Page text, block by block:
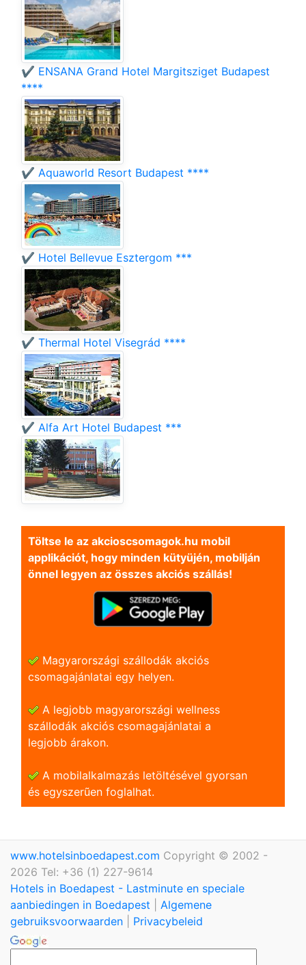
✔️ ENSANA Grand Hotel Margitsziget Budapest
****
✔️ Aquaworld Resort Budapest ****
✔️ Hotel Bellevue Esztergom ***
✔️ Thermal Hotel Visegrád ****
✔️ Alfa Art Hotel Budapest ***
Töltse le az akcioscsomagok.hu mobil
applikációt, hogy minden kütyüjén, mobilján
önnel legyen az összes akciós szállás!
Magyarországi szállodák akciós
csomagajánlatai egy helyen.
A legjobb magyarországi wellness
szállodák akciós csomagajánlatai a
legjobb árakon.
A mobilalkalmazás letöltésével gyorsan
és egyszerũen foglalhat.
www.hotelsinboedapest.com Copyright © 2002 -
2026 Tel: +36 (1) 227-9614
Hotels in Boedapest - Lastminute en speciale
aanbiedingen in Boedapest
Algemene
gebruiksvoorwaarden
Privacybeleid